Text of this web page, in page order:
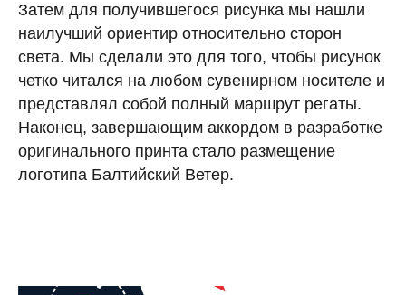
Затем для получившегося рисунка мы нашли
наилучший ориентир относительно сторон
света. Мы сделали это для того, чтобы рисунок
четко читался на любом сувенирном носителе и
представлял собой полный маршрут регаты.
Наконец, завершающим аккордом в разработке
оригинального принта стало размещение
логотипа Балтийский Ветер.